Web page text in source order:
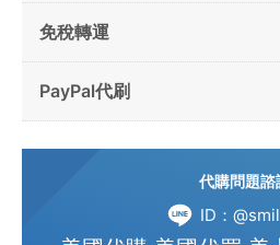
免稅轉運
PayPal代刷
代購問題諮
ID：